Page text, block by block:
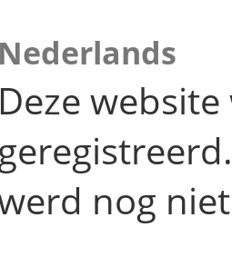
Nederlands
Deze
nog